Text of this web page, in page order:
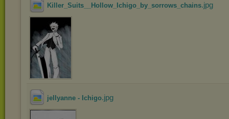
Killer_Suits__Hollow_Ichigo_by_sorrows_chains.jpg
jellyanne - Ichigo.jpg